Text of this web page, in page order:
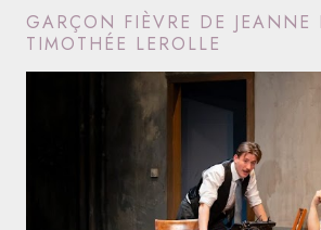
GARÇON FIÈVRE DE JEANNE
TIMOTHÉE LEROLLE